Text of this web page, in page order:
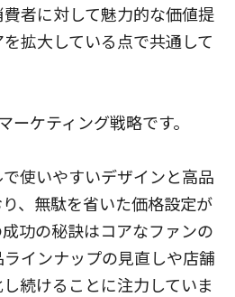
者に対して魅力的な価値提
拡大している点で共通して
ケティング戦略です。
使いやすいデザインと高品
、無駄を省いた価格設定が
功の秘訣はコアなファンの
インナップの見直しや店舗
続けることに注力していま